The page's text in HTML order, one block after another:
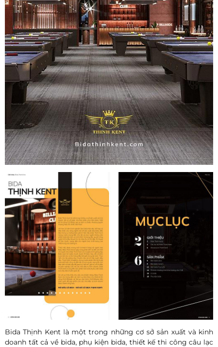
Bida Thịnh Kent là một trong những cơ sở sản xuất và kinh
doanh tất cả về bida, phụ kiện bida, thiết kế thi công câu lạc